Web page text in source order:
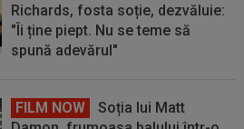
Richards, fosta soție, dezvăluie:
"Îi ține piept. Nu se teme să
spună adevărul"
FILM NOW
Soția lui Matt